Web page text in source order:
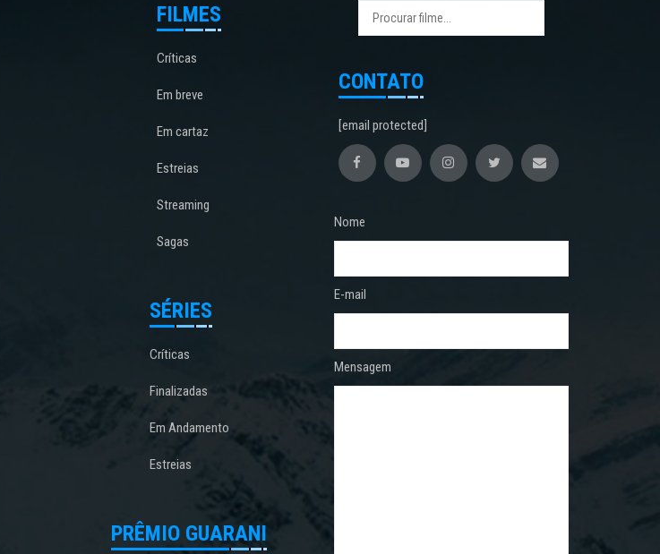
FILMES
Críticas
Em breve
Em cartaz
Estreias
Streaming
Sagas
SÉRIES
Críticas
Finalizadas
Em Andamento
Estreias
PRÊMIO GUARANI
CONTATO
[email protected]
Nome
E-mail
Mensagem